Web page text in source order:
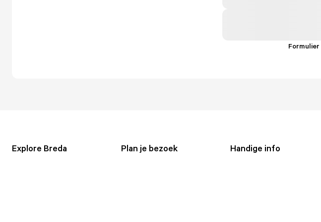
Explore Breda Plan je bezoek Handige info